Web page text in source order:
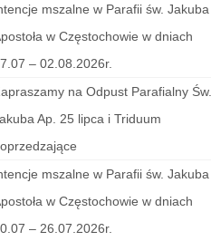
mszalne w Parafii św. Jakuba
w Częstochowie w dniach
– 02.08.2026r.
na Odpust Parafialny Św.
Ap. 25 lipca i Triduum
mszalne w Parafii św. Jakuba
w Częstochowie w dniach
– 26.07.2026r.